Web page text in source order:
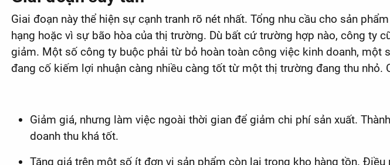
Giai đoạn này thể hiện sự cạnh tranh rõ nét nhất. Tổng nhu cầu cho sản
hạng hoặc vì sự bão hòa của thị trường. Dù bất cứ trường hợp nào, công ty
giảm. Một số công ty buộc phải từ bỏ hoàn toàn công việc kinh doanh,
đang cố kiếm lợi nhuận càng nhiều càng tốt từ một thị trường đang thu nhỏ.
Giảm giá, nhưng làm việc ngoài thời gian để giảm chi phí sản xuất.
doanh thu khá tốt.
Tăng giá trên một số ít đơn vị sản phẩm còn lại trong kho hàng tồn.